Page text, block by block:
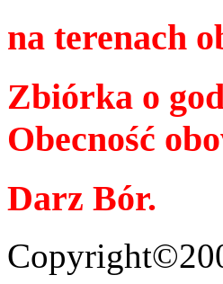
na terenach
Zbiórka o
Obecność
Darz Bór.